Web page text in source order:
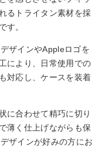
るトライタン素材を採
す。
ザインやAppleロゴを
により、日常使用での
対応し、ケースを装着
に合わせて精巧に切り
薄く仕上げながらも保
ザインが好みの方にお